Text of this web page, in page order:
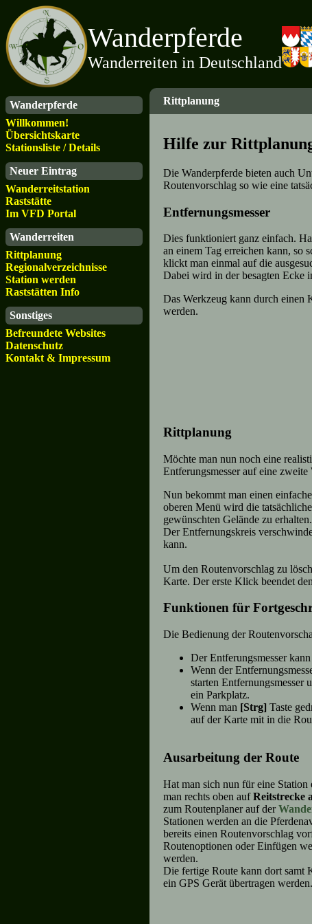
Wanderpferde
Wanderreiten in Deutschland
Wanderpferde
Willkommen!
Übersichtskarte
Stationsliste / Details
Neuer Eintrag
Wanderreitstation
Raststätte
Im VFD Portal
Wanderreiten
Rittplanung
Regionalverzeichnisse
Station werden
Raststätten Info
Sonstiges
Befreundete Websites
Datenschutz
Kontakt & Impressum
Rittplanung
Hilfe zur
Die Wanderpferde bieten auch
Routenvorschlag so wie eine
Entfernungsmesser
Dies funktioniert ganz einfach.
an einem Tag erreichen kann, so
klickt man einmal auf die
Dabei wird in der besagten Ecke
Das Werkzeug kann durch einen
werden.
Rittplanung
Möchte man nun noch eine
Entferungsmesser auf eine zweite
Nun bekommt man einen
oberen Menü wird die
gewünschten Gelände zu erhalten.
Der Entfernungskreis
kann.
Um den Routenvorschlag zu
Karte. Der erste Klick beendet
Funktionen für
Die Bedienung der
Der Entferungsmesser
Wenn der
starten Entfernungsmesser
ein Parkplatz.
Wenn man [Strg] Taste
auf der Karte mit in die
Ausarbeitung der Route
Hat man sich nun für eine Station
man rechts oben aufReitstrecke
zum Routenplaner auf der
Stationen werden an die
bereits einen Routenvorschlag
Routenoptionen oder Einfügen
werden.
Die fertige Route kann dort samt
ein GPS Gerät übertragen werden.